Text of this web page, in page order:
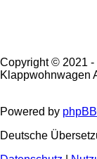
Copyright © 2021 -
Klappwohnwagen
Powered by phpBB
Deutsche